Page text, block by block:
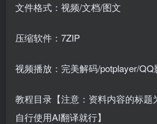
文件格式：视频/文档/图文
压缩软件：7ZIP
视频播放：完美解码/potplayer/QQ
教程目录【注意：资料内容的标题
自行使用AI翻译就行】